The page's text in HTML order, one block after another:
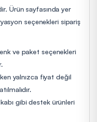
Ürün sayfasında yer
seçenekleri sipariş
ve paket seçenekleri
yalnızca fiyat değil
gibi destek ürünleri